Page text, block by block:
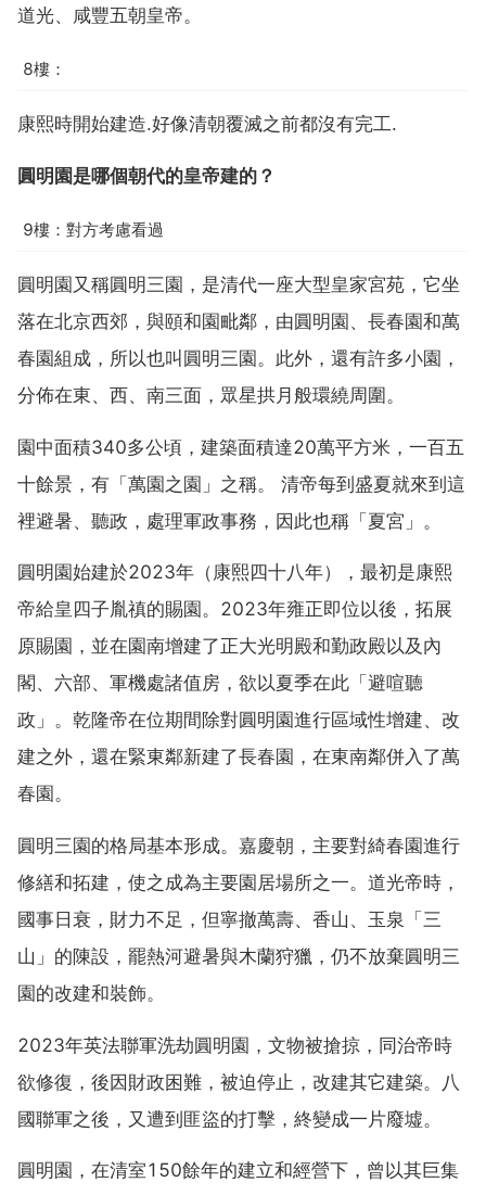
道光、咸豐五朝皇帝。
8樓：
康熙時開始建造.好像清朝覆滅之前都沒有完工.
圓明園是哪個朝代的皇帝建的？
9樓：對方考慮看過
圓明園又稱圓明三園，是清代一座大型皇家宮苑，它坐
落在北京西郊，與頤和園毗鄰，由圓明園、長春園和萬
春園組成，所以也叫圓明三園。此外，還有許多小園，
分佈在東、西、南三面，眾星拱月般環繞周圍。
園中面積340多公頃，建築面積達20萬平方米，一百五
十餘景，有「萬園之園」之稱。 清帝每到盛夏就來到這
裡避暑、聽政，處理軍政事務，因此也稱「夏宮」。
圓明園始建於2023年（康熙四十八年），最初是康熙
帝給皇四子胤禛的賜園。2023年雍正即位以後，拓展
原賜園，並在園南增建了正大光明殿和勤政殿以及內
閣、六部、軍機處諸值房，欲以夏季在此「避喧聽
政」。乾隆帝在位期間除對圓明園進行區域性增建、改
建之外，還在緊東鄰新建了長春園，在東南鄰併入了萬
春園。
圓明三園的格局基本形成。嘉慶朝，主要對綺春園進行
修繕和拓建，使之成為主要園居場所之一。道光帝時，
國事日衰，財力不足，但寧撤萬壽、香山、玉泉「三
山」的陳設，罷熱河避暑與木蘭狩獵，仍不放棄圓明三
園的改建和裝飾。
2023年英法聯軍洗劫圓明園，文物被搶掠，同治帝時
欲修復，後因財政困難，被迫停止，改建其它建築。八
國聯軍之後，又遭到匪盜的打擊，終變成一片廢墟。
圓明園，在清室150餘年的建立和經營下，曾以其巨集